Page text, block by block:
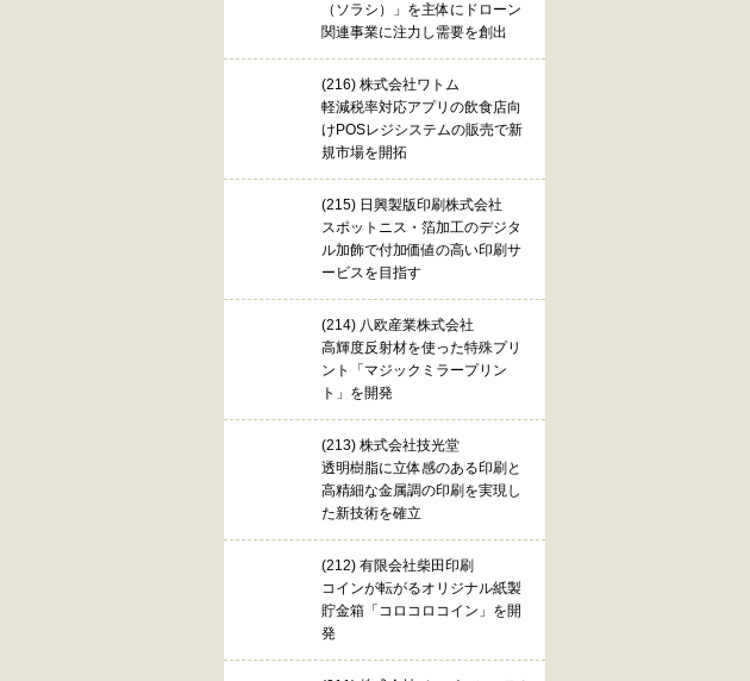
（ソラシ）」を主体にドローン
関連事業に注力し需要を創出
(216) 株式会社ワトム
軽減税率対応アプリの飲食店向
けPOSレジシステムの販売で新
規市場を開拓
(215) 日興製版印刷株式会社
スポットニス・箔加工のデジタ
ル加飾で付加価値の高い印刷サ
ービスを目指す
(214) 八欧産業株式会社
高輝度反射材を使った特殊プリ
ント「マジックミラープリン
ト」を開発
(213) 株式会社技光堂
透明樹脂に立体感のある印刷と
高精細な金属調の印刷を実現し
た新技術を確立
(212) 有限会社柴田印刷
コインが転がるオリジナル紙製
貯金箱「コロコロコイン」を開
発